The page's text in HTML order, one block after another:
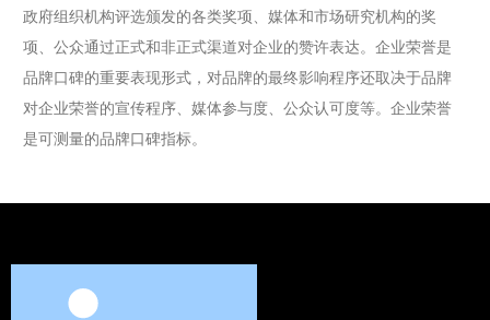
政府组织机构评选颁发的各类奖项、媒体和市场研究机构的奖
项、公众通过正式和非正式渠道对企业的赞许表达。企业荣誉是
品牌口碑的重要表现形式，对品牌的最终影响程序还取决于品牌
对企业荣誉的宣传程序、媒体参与度、公众认可度等。企业荣誉
是可测量的品牌口碑指标。